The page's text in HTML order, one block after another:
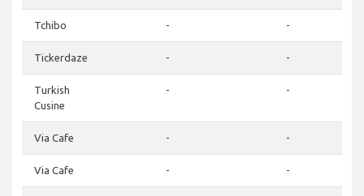
Tchibo - -
Tickerdaze - -
Turkish
Cusine
- -
Via Cafe - -
Via Cafe - -